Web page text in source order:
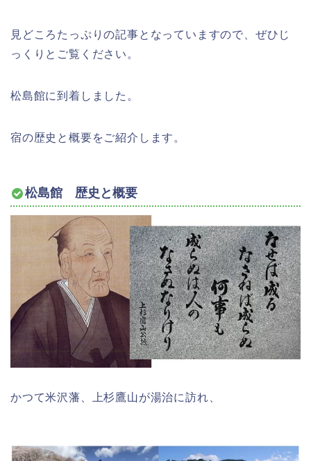
見どころたっぷりの記事となっていますので、ぜひじ
っくりとご覧ください。
松島館に到着しました。
宿の歴史と概要をご紹介します。
松島館 歴史と概要
かつて米沢藩、上杉鷹山が湯治に訪れ、